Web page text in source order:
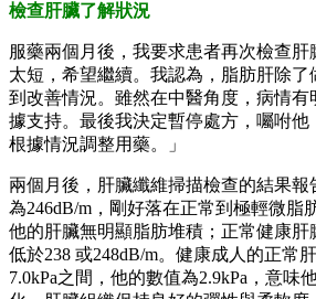
檢查肝臟了解狀況
服藥兩個月後，我要求患者再次檢查肝
太短，希望繼續。我認為，脂肪肝除
到改善情況。雖然在中醫角度，病情有
據支持。最後我決定暫停處方，囑咐他
根據情況調整用藥。」
兩個月後，肝臟纖維掃描檢查的結果報
為246dB/m，剛好落在正常到極輕微脂
他的肝臟無明顯脂肪堆積；正常健康肝
低於238 或248dB/m。健康成人的正常
7.0kPa之間，他的數值為2.9kPa，意味